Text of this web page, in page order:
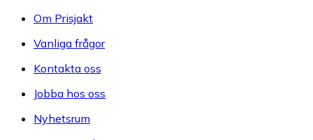
Om Prisjakt
Vanliga frågor
Kontakta oss
Jobba hos oss
Nyhetsrum